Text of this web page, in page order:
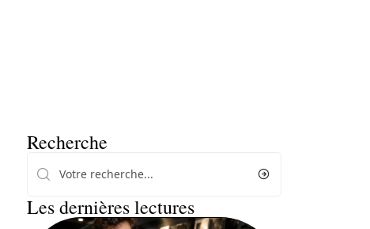
Recherche
Les dernières lectures